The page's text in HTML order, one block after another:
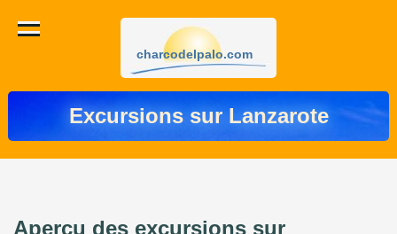
charcodelpalo.com
Excursions sur Lanzarote
Aperçu des excursions sur